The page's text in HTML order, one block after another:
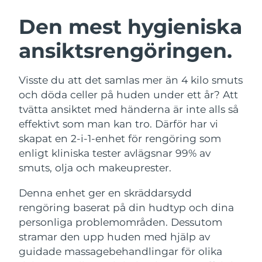
Den mest hygieniska
ansiktsrengöringen.
Visste du att det samlas mer än 4 kilo smuts
och döda celler på huden under ett år? Att
tvätta ansiktet med händerna är inte alls så
effektivt som man kan tro. Därför har vi
skapat en 2-i-1-enhet för rengöring som
enligt kliniska tester avlägsnar 99% av
smuts, olja och makeuprester.
Denna enhet ger en skräddarsydd
rengöring baserat på din hudtyp och dina
personliga problemområden. Dessutom
stramar den upp huden med hjälp av
guidade massagebehandlingar för olika
LUNA™ 4-paket
Anti-aging massage
LUNA™ 4 Plus
Massage, LED heating
LUNA™ 4 Men
For men, anti-aging massage
BEAR™ 2-paket
Microcurrent toning
BEAR™ 2 go
Microcurrent toning on-the-go
BEAR™ 2 eyes & lips
Microcurrent line smoothing device
Återfuktning
UFO™ 3-paket
Deep facial hydration
UFO™ 3 LED
Near-infrared and red light therapy
device
Munvård
issa™ 4
Hybrid silicone sonic toothbrush
issa™ 4 plus
Smart hybrid silicone sonic toothbrush
FAQ™ ANTI-AGING-BEHANDLING
Anti-aging LED-behandlingar
NEW
Australien Förväntad leverans 12/08/2026
Österrike
Förväntad leverans
09/08/2026
Bahrain Förväntad leverans10/08/2026
Belgien
Förväntad leverans
09/08/2026
Bermuda Förväntad leverans
Bosnien och
Hercegovina
Brunei Förväntad leverans14/08/2026
Bulgarien
Förväntad leverans
09/08/2026